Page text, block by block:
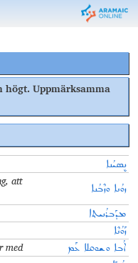
Uppmärksamma
ܢܷܣܝܳܢܐ
att
ܙܘܳܢܐ ܘܙܶܒܳܢܐ
ܡܕܰܒܪܳܢܝܬ݂ܐ
ܙܰܘܳܢܶܐ
med ܐܳܒܐ ܘܫܘܩܠܐ ܥܰܡ